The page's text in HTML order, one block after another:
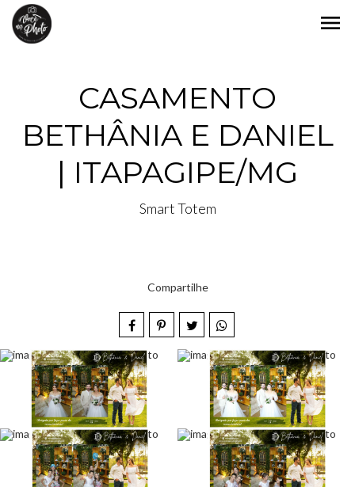
menu
CASAMENTO
BETHÂNIA E DANIEL
| ITAPAGIPE/MG
Smart Totem
Compartilhe